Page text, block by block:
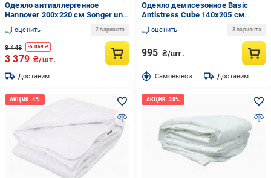
Одеяло антиаллергенное
Hannover 200x220 см Songer und
Sohne белый
оценить 2 варианта
8 448 -5 069 ₴
3 379 ₴/шт.
Доставим
Одеяло демисезонное Basic
Antistress Cube 140x205 см
Sonex белый
оценить 3 варианта
995 ₴/шт.
Cамовывоз Доставим